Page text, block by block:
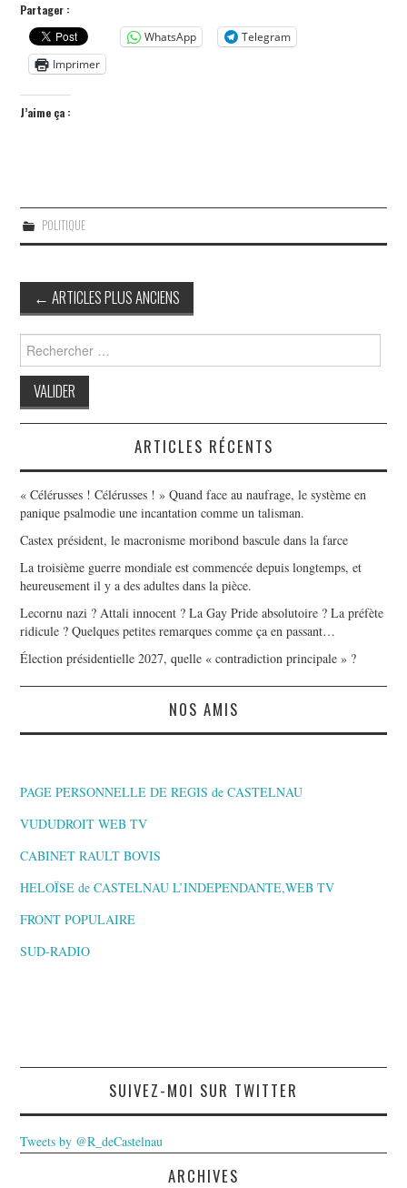
Partager :
WhatsApp
Telegram
Imprimer
J’aime ça :
POLITIQUE
Post
navigation
← ARTICLES PLUS ANCIENS
Search
for:
ARTICLES RÉCENTS
« Célérusses ! Célérusses ! » Quand face au naufrage, le système en
panique psalmodie une incantation comme un talisman.
Castex président, le macronisme moribond bascule dans la farce
La troisième guerre mondiale est commencée depuis longtemps, et
heureusement il y a des adultes dans la pièce.
Lecornu nazi ? Attali innocent ? La Gay Pride absolutoire ? La préfète
ridicule ? Quelques petites remarques comme ça en passant…
Élection présidentielle 2027, quelle « contradiction principale » ?
NOS AMIS
PAGE PERSONNELLE DE REGIS de CASTELNAU
VUDUDROIT WEB TV
CABINET RAULT BOVIS
HELOÏSE de CASTELNAU L’INDEPENDANTE,WEB TV
FRONT POPULAIRE
SUD-RADIO
SUIVEZ-MOI SUR TWITTER
Tweets by @R_deCastelnau
ARCHIVES